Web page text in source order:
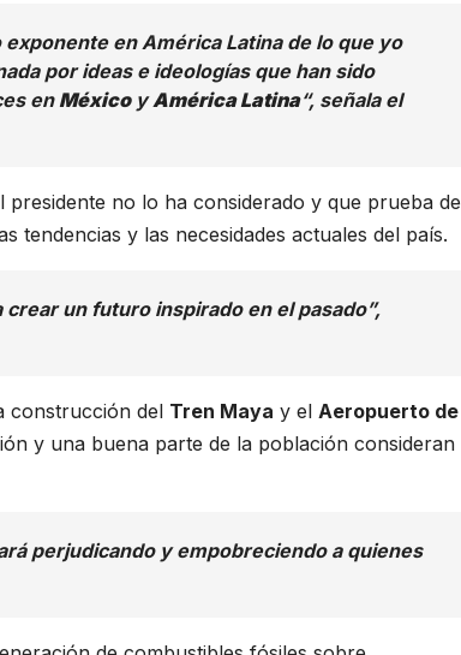
en América Latina de lo que yo
por ideas e ideologías que han sido
enMéxicoyAmérica Latina“, señala el
presidente no lo ha considerado y que prueba de
tendencias y las necesidades actuales del país.
un futuro inspirado en el pasado”,
construcción del Tren Maya y el Aeropuerto de
y una buena parte de la población consideran
perjudicando y empobreciendo a quienes